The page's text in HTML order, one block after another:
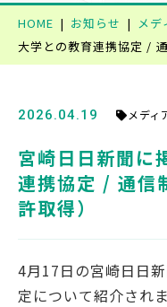
就職・資格
受験生の方
保護者の方
高校教員の方
企業の方
HOME お知らせ メデ
大学との教育連携協定 /
2026.04.19 メディ
宮崎日日新聞に
連携協定 / 通信
許取得）
4月17日の宮崎日日
定について紹介されま